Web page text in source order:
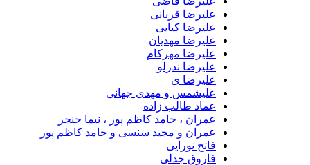
علیرضا قربانی
علیرضا کیایی
علیرضا مهدیان
علیرضا مهرکام
علیرضا ندرلو
علیرضا ی
علیشمس و مهدی جهانی
عماد طالب زاده
عمران ، حامد کاظم پور ، نیما حنجر
عمران و مجید سنسی و حامد کاظم پور
فاتح نورایی
فاروق جدلی